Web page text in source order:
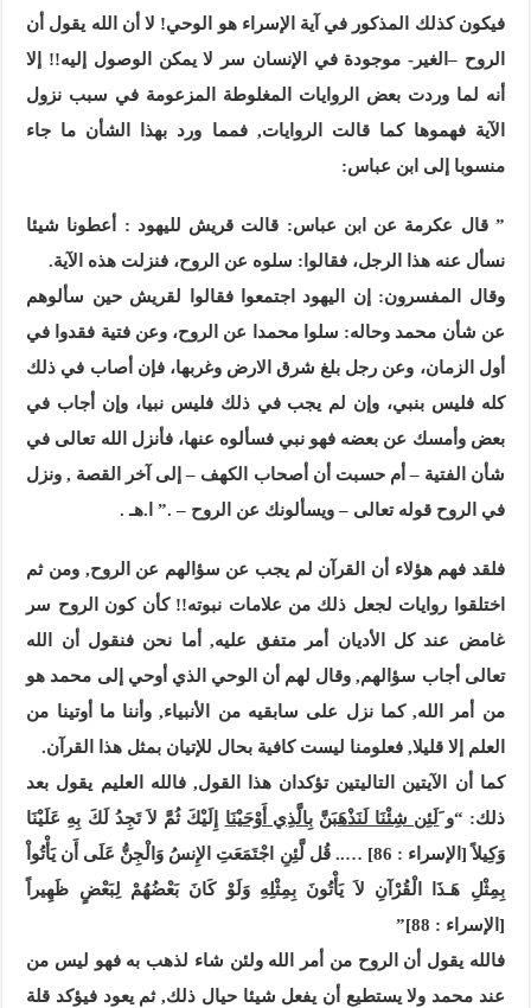
فيكون كذلك المذكور في آية الإسراء هو الوحي! لا أن الله يقول أن
الروح –الغير- موجودة في الإنسان سر لا يمكن الوصول إليه!! إلا
أنه لما وردت بعض الروايات المغلوطة المزعومة في سبب نزول
الآية فهموها كما قالت الروايات, فمما ورد بهذا الشأن ما جاء
منسوبا إلى ابن عباس:
”قال عكرمة عن ابن عباس: قالت قريش لليهود : أعطونا شيئا
نسأل عنه هذا الرجل، فقالوا: سلوه عن الروح، فنزلت هذه الآية.
وقال المفسرون: إن اليهود اجتمعوا فقالوا لقريش حين سألوهم
عن شأن محمد وحاله: سلوا محمدا عن الروح، وعن فتية فقدوا في
أول الزمان، وعن رجل بلغ شرق الارض وغربها، فإن أصاب في ذلك
كله فليس بنبي، وإن لم يجب في ذلك فليس نبيا، وإن أجاب في
بعض وأمسك عن بعضه فهو نبي فسألوه عنها، فأنزل الله تعالى في
شأن الفتية – أم حسبت أن أصحاب الكهف – إلى آخر القصة , ونزل
في الروح قوله تعالى – ويسألونك عن الروح – .” ا.هـ .
فلقد فهم هؤلاء أن القرآن لم يجب عن سؤالهم عن الروح, ومن ثم
اختلقوا روايات لجعل ذلك من علامات نبوته!! كأن كون الروح سر
غامض عند كل الأديان أمر متفق عليه, أما نحن فنقول أن الله
تعالى أجاب سؤالهم, وقال لهم أن الوحي الذي أوحي إلى محمد هو
من أمر الله, كما نزل على سابقيه من الأنبياء, وأننا ما أوتينا من
العلم إلا قليلا, فعلومنا ليست كافية بحال للإتيان بمثل هذا القرآن.
كما أن الآيتين التاليتين تؤكدان هذا القول, فالله العليم يقول بعد
ذلك: “وَلَئِن شِئْنَا لَنَذْهَبَنَّ بِالَّذِي أَوْحَيْنَا إِلَيْكَ ثُمَّ لاَ تَجِدُ لَكَ بِهِ عَلَيْنَا
وَكِيلاً [الإسراء : 86] …..
قُل لَّئِنِ اجْتَمَعَتِ الإِنسُ وَالْجِنُّ عَلَى أَن يَأْتُواْ
بِمِثْلِ هَـذَا الْقُرْآنِ لاَ يَأْتُونَ بِمِثْلِهِ وَلَوْ كَانَ بَعْضُهُمْ لِبَعْضٍ ظَهِيراً
[الإسراء : 88]”
فالله يقول أن الروح من أمر الله ولئن شاء لذهب به فهو ليس من
عند محمد ولا يستطيع أن يفعل شيئا حيال ذلك, ثم يعود فيؤكد قلة